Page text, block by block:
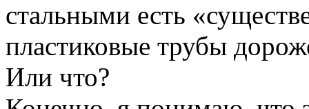
стальными есть
пластиковые трубы
Или что?